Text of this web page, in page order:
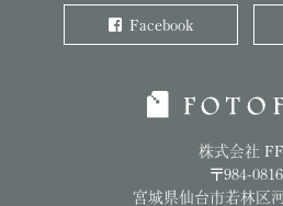
株式会社
〒984-0816
宮城県仙台市若林区
Facebook